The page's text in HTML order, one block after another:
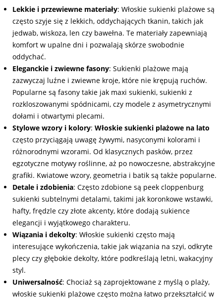
Lekkie i przewiewne materiały: Włoskie sukienki plażowe są
często szyje się z lekkich, oddychających tkanin, takich jak
jedwab, wiskoza, len czy bawełna. Te materiały zapewniają
komfort w upalne dni i pozwalają skórze swobodnie
oddychać.
Eleganckie i zwiewne fasony: Sukienki plażowe mają
zazwyczaj luźne i zwiewne kroje, które nie krępują ruchów.
Popularne są fasony takie jak maxi sukienki, sukienki z
rozkloszowanymi spódnicami, czy modele z asymetrycznymi
dołami i otwartymi plecami.
Stylowe wzory i kolory: Włoskie sukienki plażowe na lato
często przyciągają uwagę żywymi, nasyconymi kolorami i
różnorodnymi wzorami. Od klasycznych pasków, przez
egzotyczne motywy roślinne, aż po nowoczesne, abstrakcyjne
grafiki. Kwiatowe wzory, geometria i batik są także popularne.
Detale i zdobienia: Często zdobione są peek cloppenburg
sukienki subtelnymi detalami, takimi jak koronkowe wstawki,
hafty, frędzle czy złote akcenty, które dodają sukience
elegancji i wyjątkowego charakteru.
Wiązania i dekolty: Włoskie sukienki często mają
interesujące wykończenia, takie jak wiązania na szyi, odkryte
plecy czy głębokie dekolty, które podkreślają letni, wakacyjny
styl.
Uniwersalność: Chociaż są zaprojektowane z myślą o plaży,
włoskie sukienki plażowe często można łatwo przekształcić w